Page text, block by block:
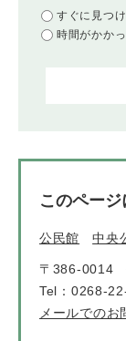
すぐに見つ
時間がかか
このペー
公民館 中央
〒386-0014
Tel：0268-
メールでのお